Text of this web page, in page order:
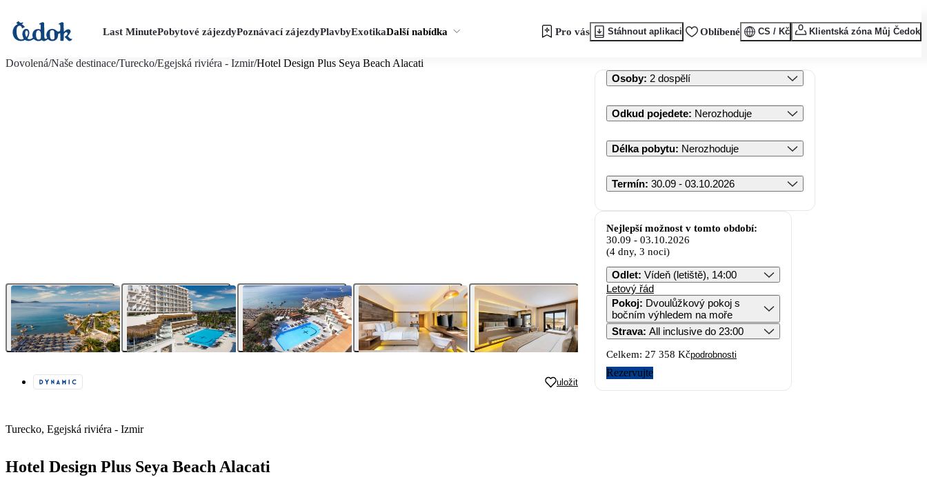
Last MinutePobytové zájezdyPoznávací zájezdyPlavbyExotikaDalší nabídka Pro vás Stáhnout aplikaci Oblíbené CS / Kč Klientská zóna Můj Čedok
Dovolená/Naše destinace/Turecko/Egejská riviéra - Izmir/Hotel Design Plus Seya Beach Alacati
uložit
Turecko, Egejská riviéra - Izmir
Hotel Design Plus Seya Beach Alacati
Osoby: 2 dospělí
Odkud pojedete: Nerozhoduje
Délka pobytu: Nerozhoduje
Termín: 30.09 - 03.10.2026
Nejlepší možnost v tomto období:
30.09 - 03.10.2026
(4 dny, 3 noci)
Odlet: Vídeň (letiště), 14:00
Letový řád
Pokoj: Dvoulůžkový pokoj s
bočním výhledem na moře
Strava: All inclusive do 23:00
Celkem: 27 358 Kčpodrobnosti
Rezervujte